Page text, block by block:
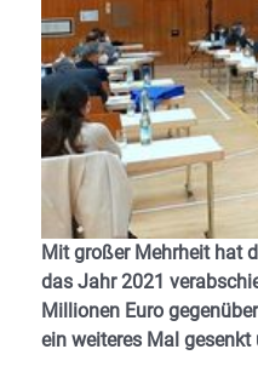
Mit großer Mehrheit hat
das Jahr 2021
Millionen Euro
ein weiteres Mal